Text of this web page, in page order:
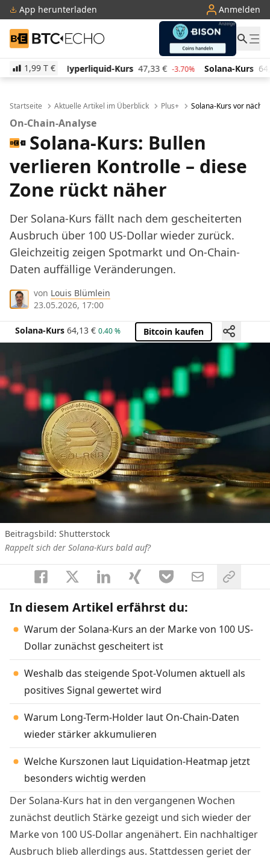
App herunterladen Anmelden
BTC-ECHO
1,99 T €
Kurs 47,33 € -3.70% Solana-Kurs 64,13 € 0.40% TRON-
Startseite Aktuelle Artikel im Überblick Plus+ Solana-Kurs vor
On-Chain-Analyse
Solana-Kurs: Bullen
verlieren Kontrolle – diese
Zone rückt näher
Der Solana-Kurs fällt nach dem gescheiterten
Ausbruch über 100 US-Dollar wieder zurück.
Gleichzeitig zeigen Spotmarkt und On-Chain-
Daten auffällige Veränderungen.
von Louis Blümlein
23.05.2026, 17:00
Solana-Kurs 64,13 € 0.40 % Bitcoin kaufen
Beitragsbild: Shutterstock
Rappelt sich der Solana-Kurs bald auf?
In diesem Artikel erfährst du:
Warum der Solana-Kurs an der Marke von 100 US-
Dollar zunächst gescheitert ist
Weshalb das steigende Spot-Volumen aktuell als
positives Signal gewertet wird
Warum Long-Term-Holder laut On-Chain-Daten
wieder stärker akkumulieren
Welche Kurszonen laut Liquidation-Heatmap jetzt
besonders wichtig werden
Der Solana-Kurs hat in den vergangenen Wochen
zunächst deutlich Stärke gezeigt und sich wieder der
Marke von 100 US-Dollar angenähert. Ein nachhaltiger
Ausbruch blieb allerdings aus. Stattdessen geriet der